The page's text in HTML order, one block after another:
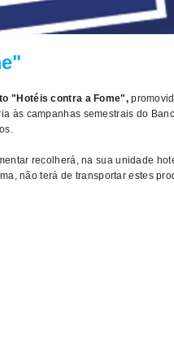
"Hotéis contra a Fome",
às campanhas semestrais do
recolherá, na sua unidade
não terá de transportar estes